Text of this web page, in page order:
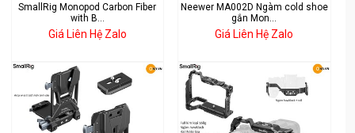
SmallRig Monopod Carbon Fiber
with B...
Giá Liên Hệ Zalo
Neewer MA002D Ngàm cold shoe
gắn Mon...
Giá Liên Hệ Zalo